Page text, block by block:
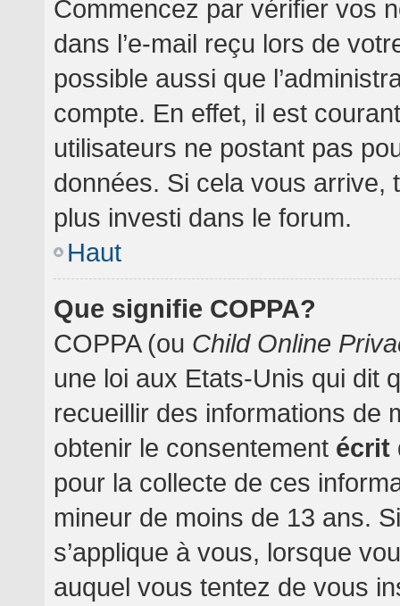
Commencez par vérifier vos
dans l’e-mail reçu lors de
possible aussi que
compte. En effet, il est
utilisateurs ne postant pas
données. Si cela vous
plus investi dans le forum.
Haut
Que signifie COPPA?
COPPA (ou Child Online
une loi aux Etats-Unis qui dit
recueillir des informations de
obtenir le consentement écrit
pour la collecte de ces
mineur de moins de 13 ans.
s’applique à vous, lorsque
auquel vous tentez de vous